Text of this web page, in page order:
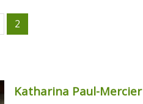
2
Katharina Paul-Mercier